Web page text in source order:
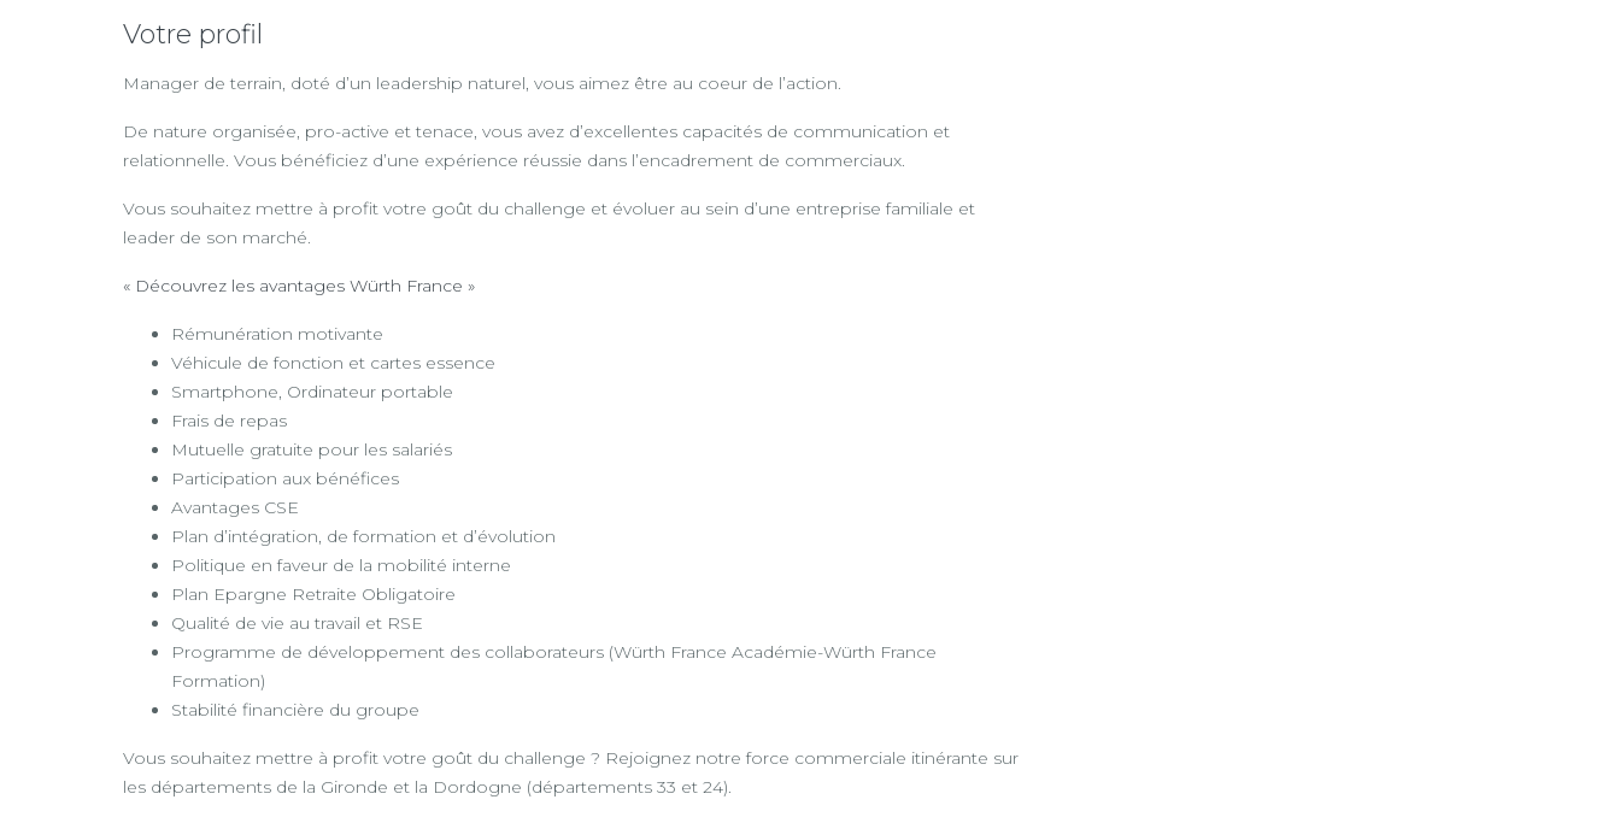
Votre profil
Manager de terrain, doté d’un leadership naturel, vous aimez être au coeur de l’action.
De nature organisée, pro-active et tenace, vous avez d’excellentes capacités de communication et
relationnelle. Vous bénéficiez d’une expérience réussie dans l’encadrement de commerciaux.
Vous souhaitez mettre à profit votre goût du challenge et évoluer au sein d’une entreprise familiale et
leader de son marché.
« Découvrez les avantages Würth France »
Rémunération motivante
Véhicule de fonction et cartes essence
Smartphone, Ordinateur portable
Frais de repas
Mutuelle gratuite pour les salariés
Participation aux bénéfices
Avantages CSE
Plan d’intégration, de formation et d’évolution
Politique en faveur de la mobilité interne
Plan Epargne Retraite Obligatoire
Qualité de vie au travail et RSE
Programme de développement des collaborateurs (Würth France Académie-Würth France
Formation)
Stabilité financière du groupe
Vous souhaitez mettre à profit votre goût du challenge ? Rejoignez notre force commerciale itinérante sur
les départements de la Gironde et la Dordogne (départements 33 et 24).